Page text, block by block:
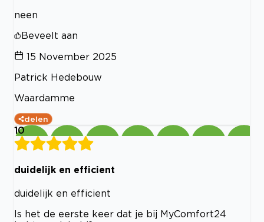
neen
Beveelt aan
15 November 2025
Patrick Hedebouw
Waardamme
delen
10
duidelijk en efficient
duidelijk en efficient
Is het de eerste keer dat je bij MyComfort24